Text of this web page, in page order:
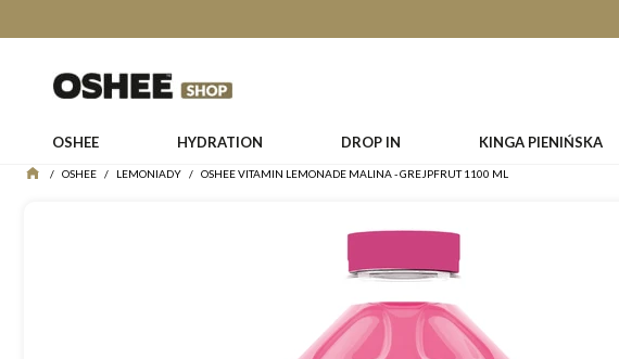
OSHEE HYDRATION DROP IN KINGA PIENIŃSKA
/ OSHEE / LEMONIADY / OSHEE VITAMIN LEMONADE MALINA - GREJPFRUT 1100 ML